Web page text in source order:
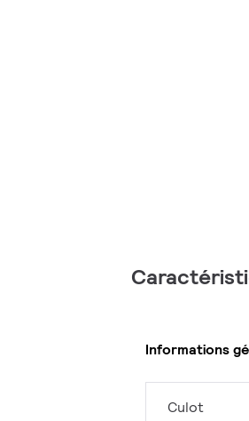
Informations
Culot